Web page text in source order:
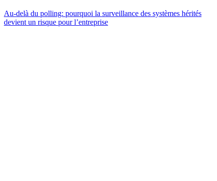
Au-delà du polling: pourquoi la surveillance des systèmes hérités
devient un risque pour l’entreprise